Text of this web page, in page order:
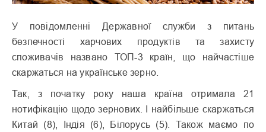
У повідомленні Державної служби з питань
безпечності харчових продуктів та захисту
споживачів названо ТОП-3 країн, що найчастіше
скаржаться на українське зерно.
Так, з початку року наша країна отримала 21
нотифікацію щодо зернових. І найбільше скаржаться
Китай (8), Індія (6), Білорусь (5). Також маємо по